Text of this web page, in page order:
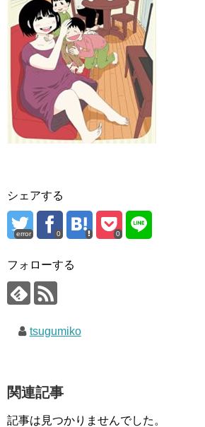
シェアする
error 0 0
フォローする
tsugumiko
関連記事
記事は見つかりませんでした。